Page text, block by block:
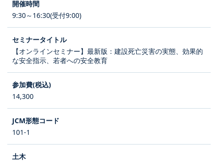
9:30～16:30(受付9:00)
【オンラインセミナー】最新版：建設死亡災害の実態、効果的
な安全指示、若者への安全教育
14,300
101-1